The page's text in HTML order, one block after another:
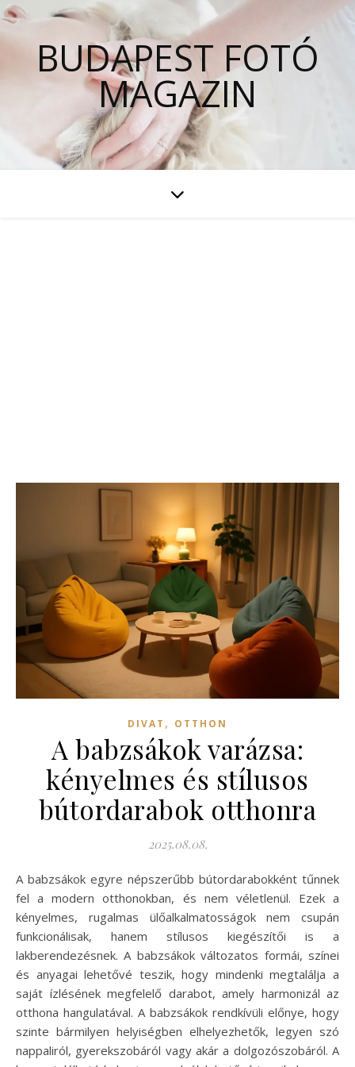
BUDAPEST FOTÓ
MAGAZIN
DIVAT , OTTHON
A babzsákok varázsa:
kényelmes és stílusos
bútordarabok otthonra
2025.08.08.
A babzsákok egyre népszerűbb bútordarabokként tűnnek
fel a modern otthonokban, és nem véletlenül. Ezek a
kényelmes, rugalmas ülőalkalmatosságok nem csupán
funkcionálisak, hanem stílusos kiegészítői is a
lakberendezésnek. A babzsákok változatos formái, színei
és anyagai lehetővé teszik, hogy mindenki megtalálja a
saját ízlésének megfelelő darabot, amely harmonizál az
otthona hangulatával. A babzsákok rendkívüli előnye, hogy
szinte bármilyen helyiségben elhelyezhetők, legyen szó
nappaliról, gyerekszobáról vagy akár a dolgozószobáról. A